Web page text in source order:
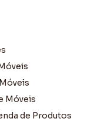
Móveis
de Produtos